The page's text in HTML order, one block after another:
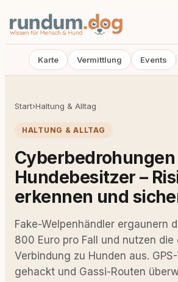
Karte Vermittlung Events
Start›Haltung & Alltag
HALTUNG & ALLTAG
Hundebesitzer –
erkennen und
Fake-Welpenhändler ergaunern
800 Euro pro Fall und nutzen die
Verbindung zu Hunden aus.
gehackt und Gassi-Routen